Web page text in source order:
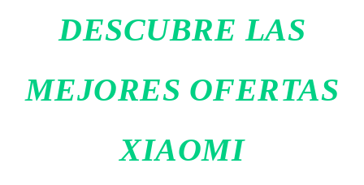
DESCUBRE LAS
MEJORES OFERTAS
XIAOMI